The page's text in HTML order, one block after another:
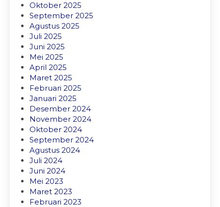
Oktober 2025
September 2025
Agustus 2025
Juli 2025
Juni 2025
Mei 2025
April 2025
Maret 2025
Februari 2025
Januari 2025
Desember 2024
November 2024
Oktober 2024
September 2024
Agustus 2024
Juli 2024
Juni 2024
Mei 2023
Maret 2023
Februari 2023